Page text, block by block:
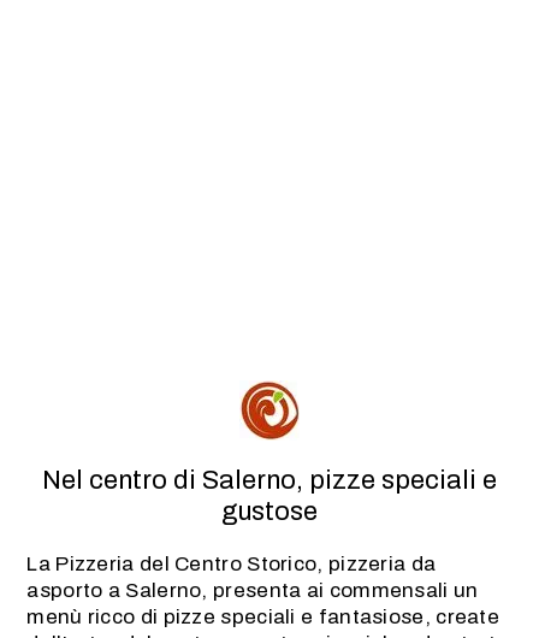
Nel centro di Salerno, pizze speciali e
gustose
La Pizzeria del Centro Storico, pizzeria da
asporto a Salerno, presenta ai commensali un
menù ricco di pizze speciali e fantasiose, create